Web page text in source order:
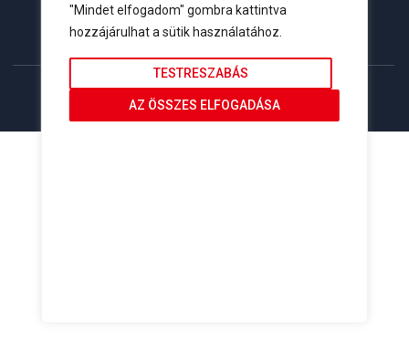
"Mindet elfogadom" gombra kattintva
hozzájárulhat a sütik használatához.
TESTRESZABÁS
AZ ÖSSZES ELFOGADÁSA
Copyright © 2023